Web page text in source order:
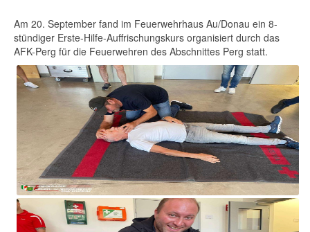
Am 20. September fand im Feuerwehrhaus Au/Donau ein 8-
stündiger Erste-Hilfe-Auffrischungskurs organisiert durch das
AFK-Perg für die Feuerwehren des Abschnittes Perg statt.